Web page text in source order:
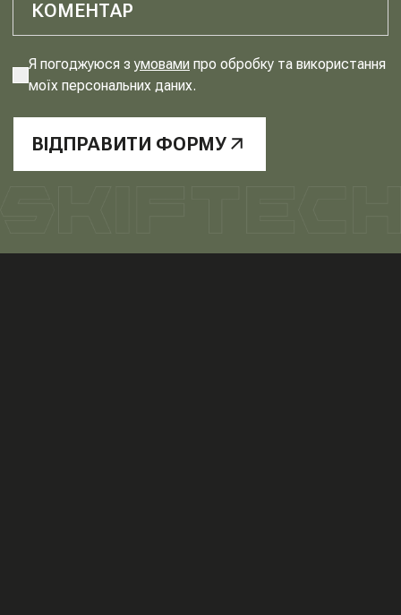
Я погоджуюся з умовами про обробку та використання
моїх персональних даних.
ВІДПРАВИТИ ФОРМУ